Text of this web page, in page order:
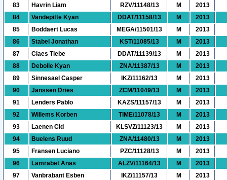
83
Havrin Liam RZV/11148/13 M
2013
84
Vandepitte Kyan DDAT/11158/13 M
2013
85
Boddaert Lucas MEGA/11501/13 M
2013
86
Stabel Jonathan KST/11085/13 M
2013
87
Claes Tiebe DDAT/11139/13 M
2013
88
Debolle Kyan ZNA/11387/13 M
2013
89
Sinnesael Casper IKZ/11162/13 M
2013
90
Janssen Dries ZCM/11049/13 M
2013
91
Lenders Pablo KAZS/11157/13 M
2013
92
Willems Korben TIME/11078/13 M
2013
93
Laenen Cid KLSVZ/11123/13 M
2013
94
Buelens Ruud ZNA/11480/13 M
2013
95
Fransen Luciano PZC/11128/13 M
2013
96
Lamrabet Anas ALZV/11164/13 M
2013
97
Vanbrabant Esben IKZ/11157/13 M
2013